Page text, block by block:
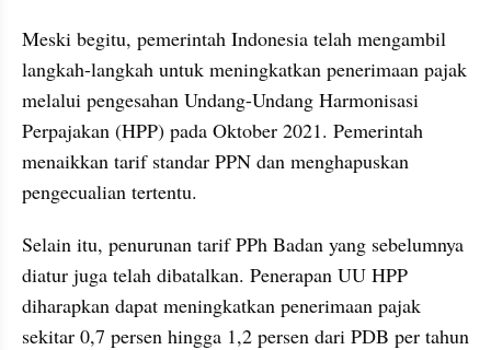
Meski begitu, pemerintah Indonesia telah mengambil
langkah-langkah untuk meningkatkan penerimaan pajak
melalui pengesahan Undang-Undang Harmonisasi
Perpajakan (HPP) pada Oktober 2021. Pemerintah
menaikkan tarif standar PPN dan menghapuskan
pengecualian tertentu.
Selain itu, penurunan tarif PPh Badan yang sebelumnya
diatur juga telah dibatalkan. Penerapan UU HPP
diharapkan dapat meningkatkan penerimaan pajak
sekitar 0,7 persen hingga 1,2 persen dari PDB per tahun